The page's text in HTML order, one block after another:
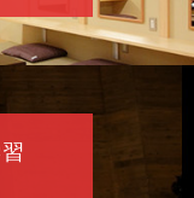
／いわみせいじ
～仲入～笑福亭
（漫才）／桂春